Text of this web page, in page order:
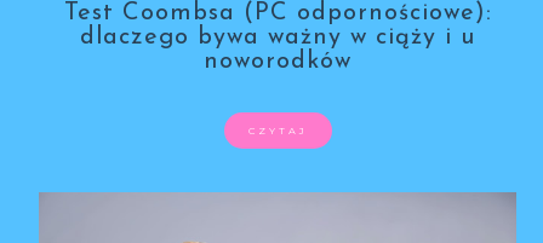
Test Coombsa (PC odpornościowe):
dlaczego bywa ważny w ciąży i u
noworodków
CZYTAJ